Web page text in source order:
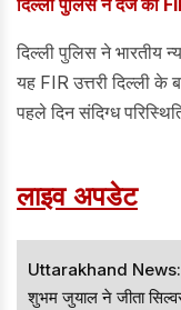
दिल्ली पुलिस ने दर्ज की
दिल्ली पुलिस ने भारतीय
यह FIR उत्तरी दिल्ली के
पहले दिन संदिग्ध
लाइव अपडेट
Uttarakhand News:
शुभम जुयाल ने जीता